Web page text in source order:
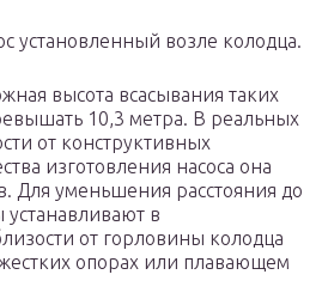
установленный возле колодца.
высота всасывания таких
10,3 метра. В реальных
от конструктивных
изготовления насоса она
Для уменьшения расстояния до
устанавливают в
от горловины колодца
опорах или плавающем